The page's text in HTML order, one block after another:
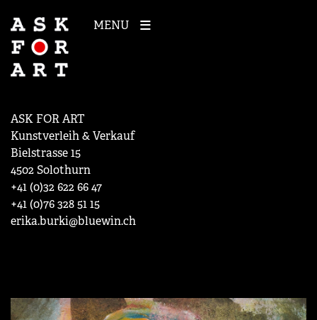
MENU
ASK FOR ART
Kunstverleih & Verkauf
Bielstrasse 15
4502 Solothurn
+41 (0)32 622 66 47
+41 (0)76 328 51 15
erika.burki@bluewin.ch